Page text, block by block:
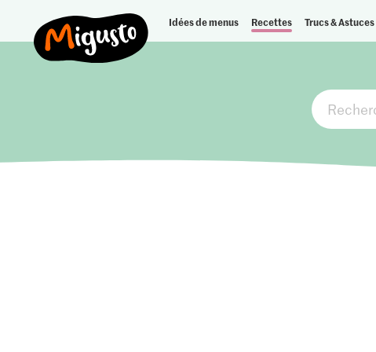
Idées de menus Recettes Trucs & Astuces